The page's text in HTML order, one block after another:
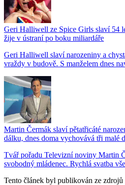
Geri Halliwell ze Spice Girls slaví 54
žije v ústraní po boku miliardáře
Geri Halliwell slaví narozeniny a
vraždy v budově. S manželem dnes
Martin Čermák slaví pětatřicáté
dálku, dnes doma vychovává tři malé
Tvář pořadu Televizní noviny Martin
svobodný mládenec. Rychlá svatba
Tento článek byl publikován ze zdrojů